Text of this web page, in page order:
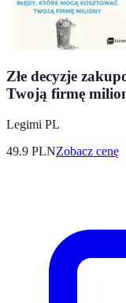
Złe decyzje
Twoją firmę
Legimi PL
49.9 PLNZobacz cenę